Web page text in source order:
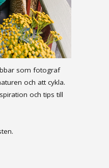
som fotograf
och att cykla.
och tips till